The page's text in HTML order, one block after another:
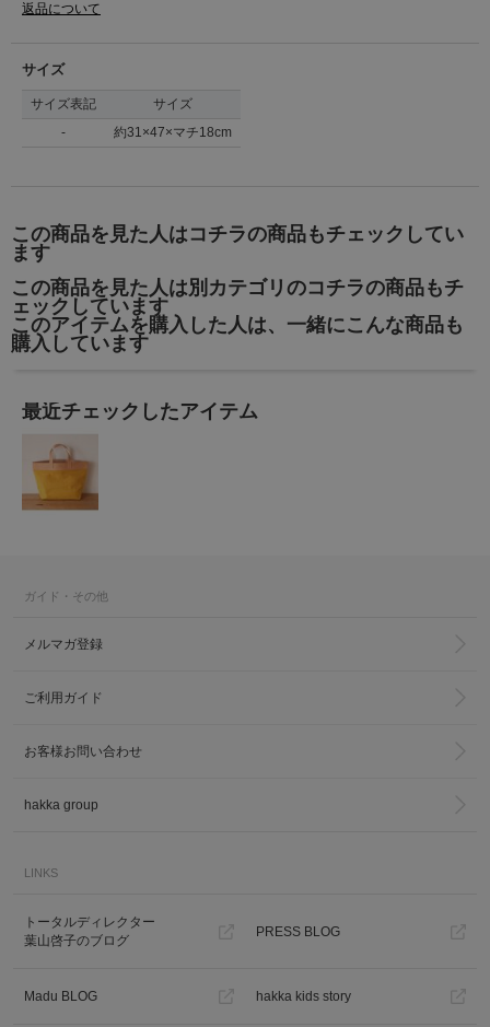
返品について
サイズ
サイズ表記
サイズ
-
約31×47×マチ18cm
この商品を見た人はコチラの商品もチェックしてい
ます
この商品を見た人は別カテゴリのコチラの商品もチ
ェックしています
このアイテムを購入した人は、一緒にこんな商品も
購入しています
最近チェックしたアイテム
ガイド・その他
メルマガ登録
ご利用ガイド
お客様お問い合わせ
hakka group
LINKS
トータルディレクター
葉山啓子のブログ
PRESS BLOG
Madu BLOG hakka kids story